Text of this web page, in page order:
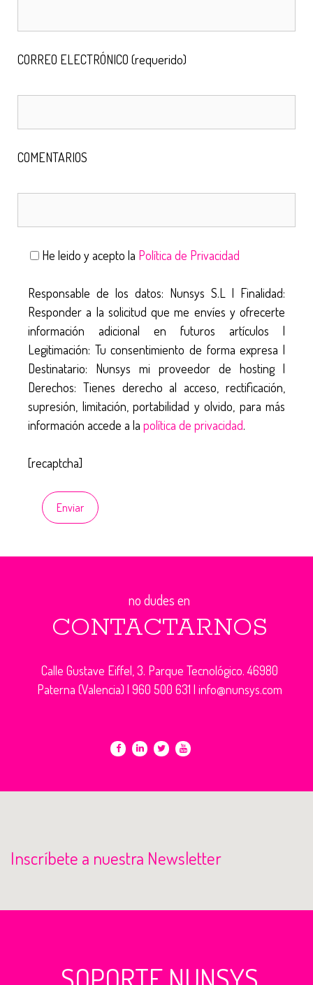
CORREO ELECTRÓNICO (requerido)
COMENTARIOS
He leido y acepto la Política de Privacidad
Responsable de los datos: Nunsys S.L | Finalidad:
Responder a la solicitud que me envíes y ofrecerte
información adicional en futuros artículos |
Legitimación: Tu consentimiento de forma expresa |
Destinatario: Nunsys mi proveedor de hosting |
Derechos: Tienes derecho al acceso, rectificación,
supresión, limitación, portabilidad y olvido, para más
información accede a la política de privacidad.
[recaptcha]
no dudes en
CONTACTARNOS
Calle Gustave Eiffel, 3. Parque Tecnológico. 46980
Paterna (Valencia) | 960 500 631 | info@nunsys.com
Inscríbete a nuestra Newsletter
SOPORTE NUNSYS